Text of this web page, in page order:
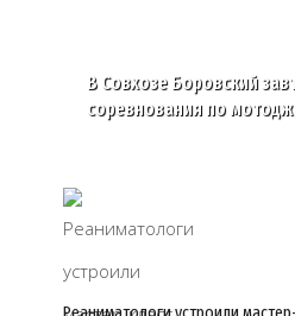
В Совхозе Боровский
соревнования по